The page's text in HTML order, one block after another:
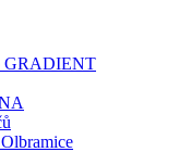
GRADIENT